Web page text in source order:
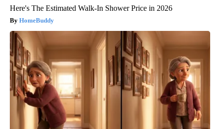
Here's The Estimated Walk-In Shower Price in 2026
HomeBuddy